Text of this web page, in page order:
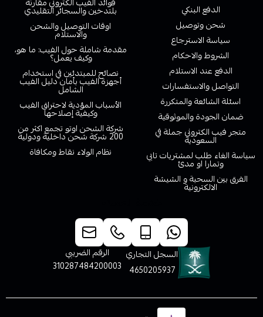
الدفع البنكي
شحن وتوصيل
سياسة الاسترجاع
الشروط والاحكام
الدفع عند الاستلام
التواصل والاستفسارات
اسئلة الشائعة والمتكررة
ضمان الجودة والموثوقية
متجر فيب الكتروني جملة في
السعودية
سياسة الغاء طلب لمشتريات تابي
وتمارا او مدئ
الفرق بين السحبة و الشيشة
الالكترونية
بلتدخين والسجائر التقليدي
اوقات التوصيل والشحن
والاستلام
مقدمة شاملة حول الفيب: ما هو،
وكيف يعمل؟
نصائح للمبتدئين في استخدام
أجهزة الفيب بأمان دليل الفيب
الشامل
الأسباب المؤدية لاحتراق الفيب
وكيفية إصلاحها
شركة الشحن اوتو تجمع اكثر من
200 شركة شحن داخلية ودولية
نظام الولاء نقاط ومكافاة
السجل التجاري
4650205937
الرقم الضريبي
310287484200003